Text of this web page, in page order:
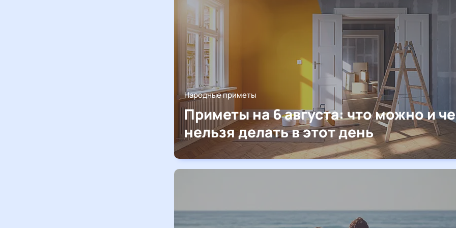
Народные приметы
Приметы на 6 августа: что можно и
нельзя делать в этот день